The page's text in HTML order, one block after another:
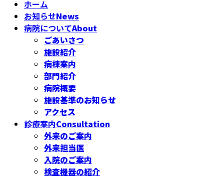
ホーム
お知らせNews
病院についてAbout
ごあいさつ
施設紹介
病棟案内
部門紹介
病院概要
施設基準のお知らせ
アクセス
診療案内Consultation
外来のご案内
外来担当医
入院のご案内
検査機器の紹介